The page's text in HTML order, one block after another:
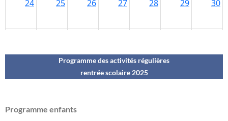
Programme des activités régulières
rentrée scolaire 2025
Programme enfants